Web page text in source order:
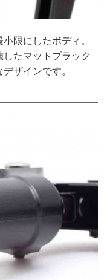
限にしたボディ。
たマットブラック
ザインです。